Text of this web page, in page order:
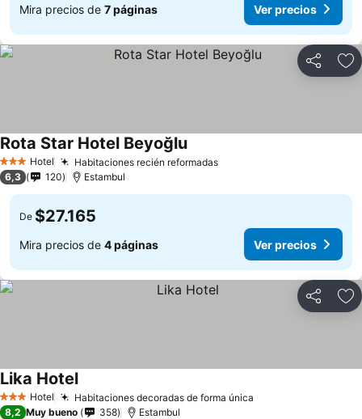
Mira precios de 7 páginas Ver precios
Compartir
3 Estrellas
Hotel Habitaciones recién reformadas
Rota Star Hotel Beyoğlu
6,3 120 Estambul
De $27.165
Mira precios de 4 páginas Ver precios
Compartir
3 Estrellas
Hotel Habitaciones decoradas de forma única
Lika Hotel
8,2 Muy bueno 358 Estambul